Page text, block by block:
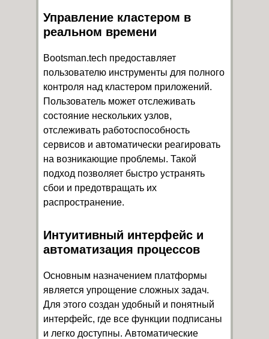
Управление кластером в
реальном времени
Bootsman.tech предоставляет
пользователю инструменты для полного
контроля над кластером приложений.
Пользователь может отслеживать
состояние нескольких узлов,
отслеживать работоспособность
сервисов и автоматически реагировать
на возникающие проблемы. Такой
подход позволяет быстро устранять
сбои и предотвращать их
распространение.
Интуитивный интерфейс и
автоматизация процессов
Основным назначением платформы
является упрощение сложных задач.
Для этого создан удобный и понятный
интерфейс, где все функции подписаны
и легко доступны. Автоматические